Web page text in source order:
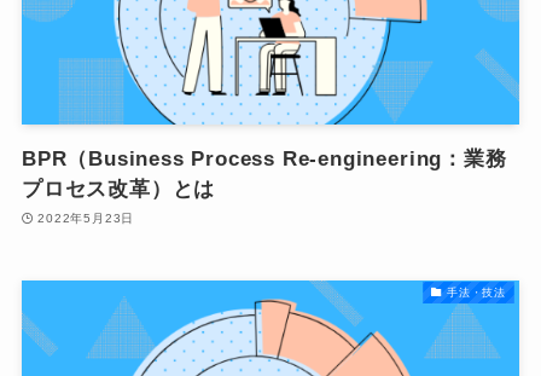
BPR（Business Process Re-engineering：業務
プロセス改革）とは
2022年5月23日
手法・技法